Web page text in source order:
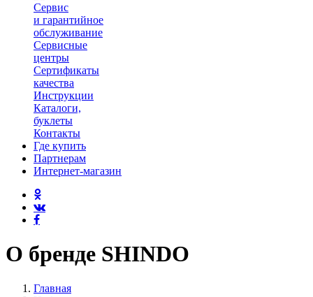
Сервис
и гарантийное
обслуживание
Сервисные
центры
Сертификаты
качества
Инструкции
Каталоги,
буклеты
Контакты
Где купить
Партнерам
Интернет-магазин
О бренде SHINDO
Главная